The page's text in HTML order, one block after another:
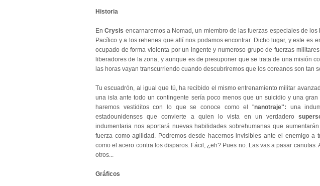
Historia
EnCrysis encarnaremos a Nomad, un miembro de las fuerzas especiales de los
Pacífico y a los rehenes que allí nos podamos encontrar. Dicho lugar, y este es
ocupado de forma violenta por un ingente y numeroso grupo de fuerzas
liberadores de la zona, y aunque es de presuponer que se trata de una misión
las horas vayan transcurriendo cuando descubriremos que los coreanos son tan
Tu escuadrón, al igual que tú, ha recibido el mismo entrenamiento militar
una isla ante todo un contingente sería poco menos que un suicidio y una
haremos vestiditos con lo que se conoce como el "nanotraje": una
estadounidenses que convierte a quien lo vista en un verdadero
indumentaria nos aportará nuevas habilidades sobrehumanas que
fuerza como agilidad. Podremos desde hacernos invisibles ante el enemigo a
como el acero contra los disparos. Fácil, ¿eh? Pues no. Las vas a pasar
otros...
Gráficos